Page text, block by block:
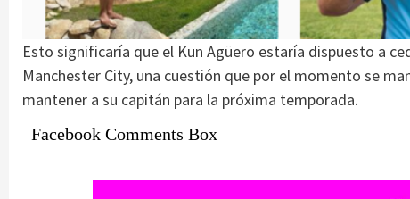
Esto significaría que el Kun Agüero estaría dispuesto a
Manchester City, una cuestión que por el momento se
mantener a su capitán para la próxima temporada.
Facebook Comments Box